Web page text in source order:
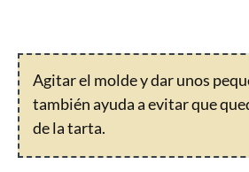
Agitar el molde y dar unos
también ayuda a evitar que
de la tarta.